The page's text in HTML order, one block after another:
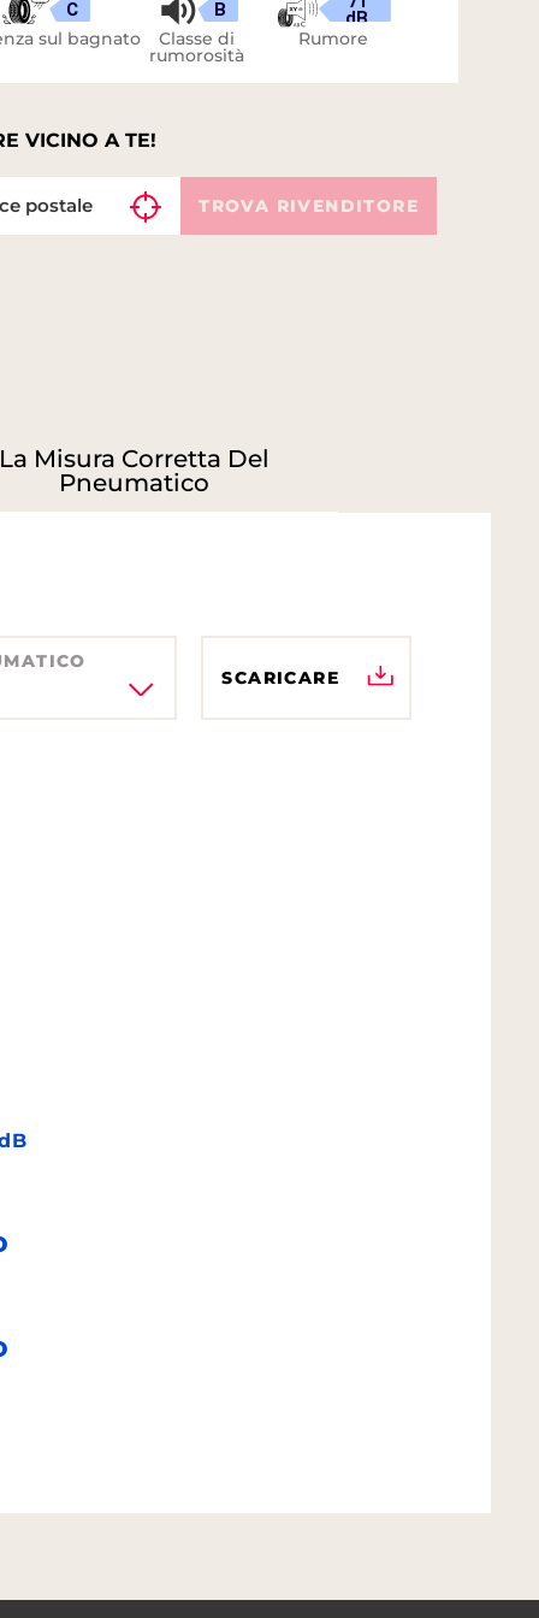
C
sul bagnato
B
Classe di
rumorosità
dB
Rumore
VICINO A TE!
TROVA RIVENDITORE
Misura Corretta Del
Pneumatico
SCARICARE